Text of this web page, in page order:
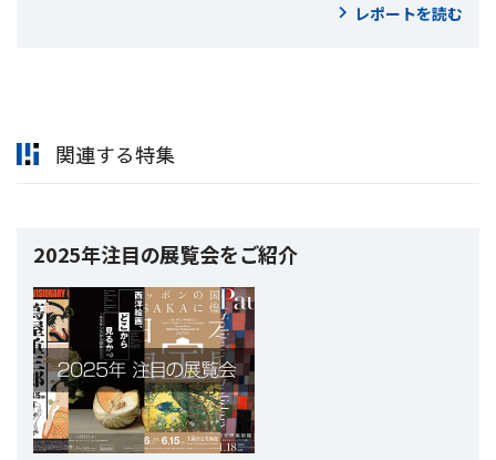
レポートを読む
関連する特集
2025年注目の展覧会をご紹介